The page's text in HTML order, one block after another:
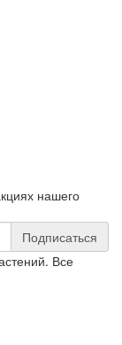
нашего
Подписаться
Все